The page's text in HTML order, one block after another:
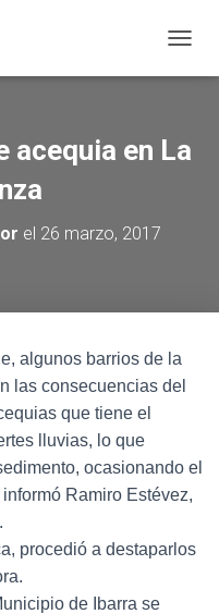
acequia en La
el 26 marzo, 2017
algunos barrios de la
las consecuencias del
que tiene el
lluvias, lo que
ocasionando el
Ramiro Estévez,
procedió a destaparlos
de Ibarra se